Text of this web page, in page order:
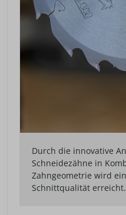
Durch die innovative
Schneidezähne in
Zahngeometrie wird
Schnittqualität erreicht.